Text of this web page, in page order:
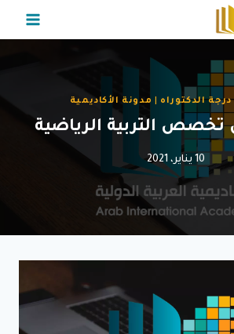
الدكتوراه مدونة الأكاديمية
التربية الرياضية
10 يناير، 2021